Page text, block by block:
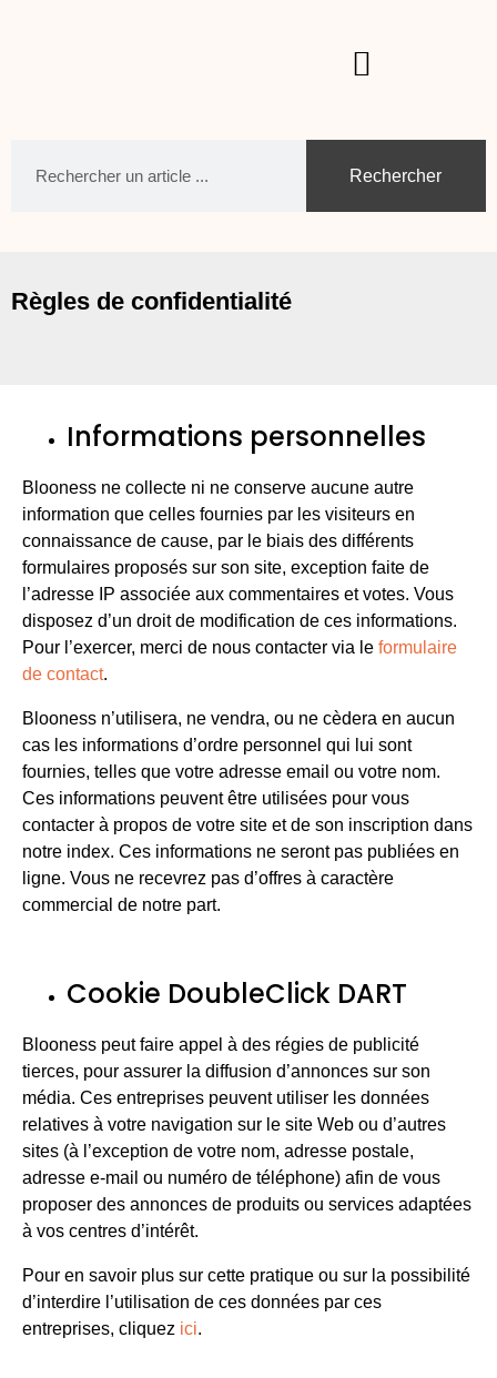
Rechercher
Règles de confidentialité
Informations personnelles
Blooness ne collecte ni ne conserve aucune autre
information que celles fournies par les visiteurs en
connaissance de cause, par le biais des différents
formulaires proposés sur son site, exception faite de
l’adresse IP associée aux commentaires et votes. Vous
disposez d’un droit de modification de ces informations.
Pour l’exercer, merci de nous contacter via le formulaire
de contact.
Blooness n’utilisera, ne vendra, ou ne cèdera en aucun
cas les informations d’ordre personnel qui lui sont
fournies, telles que votre adresse email ou votre nom.
Ces informations peuvent être utilisées pour vous
contacter à propos de votre site et de son inscription dans
notre index. Ces informations ne seront pas publiées en
ligne. Vous ne recevrez pas d’offres à caractère
commercial de notre part.
Cookie DoubleClick DART
Blooness peut faire appel à des régies de publicité
tierces, pour assurer la diffusion d’annonces sur son
média. Ces entreprises peuvent utiliser les données
relatives à votre navigation sur le site Web ou d’autres
sites (à l’exception de votre nom, adresse postale,
adresse e-mail ou numéro de téléphone) afin de vous
proposer des annonces de produits ou services adaptées
à vos centres d’intérêt.
Pour en savoir plus sur cette pratique ou sur la possibilité
d’interdire l’utilisation de ces données par ces
entreprises, cliquez ici.